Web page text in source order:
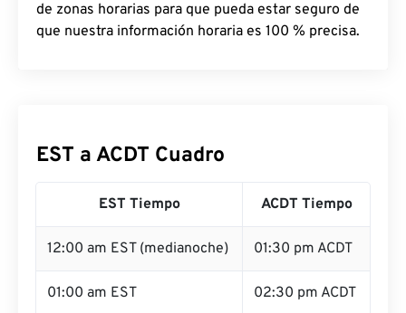
de zonas horarias para que pueda estar seguro de
que nuestra información horaria es 100 % precisa.
EST a ACDT Cuadro
EST Tiempo ACDT Tiempo
12:00 am EST (medianoche) 01:30 pm ACDT
01:00 am EST 02:30 pm ACDT